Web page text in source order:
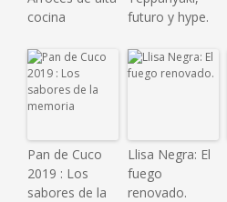
cocina
futuro y hype.
Pan de Cuco
2019 : Los
sabores de la
Llisa Negra: El
fuego
renovado.